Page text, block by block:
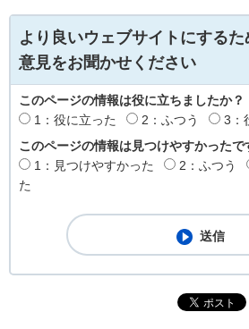
より良いウェブサイトにする
意見をお聞かせください
このページの情報は役に立ちましたか？
1：役に立った
2：ふつう
3：
このページの情報は見つけやすかったで
1：見つけやすかった
2：ふつう
た